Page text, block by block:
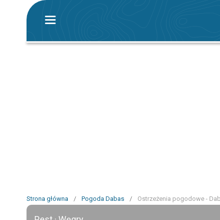
Strona główna / Pogoda Dabas / Ostrzeżenia pogodowe -